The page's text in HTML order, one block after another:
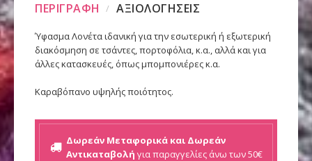
ΠΕΡΙΓΡΑΦΗ ΑΞΙΟΛΟΓΗΣΕΙΣ
Ύφασμα Λονέτα ιδανική για την εσωτερική ή εξωτερική
διακόσμηση σε τσάντες, πορτοφόλια, κ.α., αλλά και για
άλλες κατασκευές, όπως μπομπονιέρες κ.α.
Καραβόπανο υψηλής ποιότητος.
Δωρεάν Μεταφορικά και Δωρεάν
Αντικαταβολή για παραγγελίες άνω των 50€